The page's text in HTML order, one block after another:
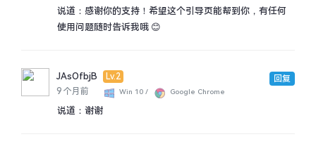
说道： 感谢你的支持！希望这个引导页能帮到你，有任何
使用问题随时告诉我哦 😊
JAsOfbjB
Lv.2
9 个月前
Win 10 / Google Chrome
说道： 谢谢
回复